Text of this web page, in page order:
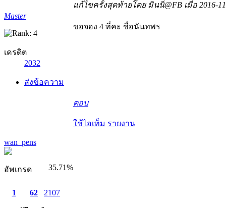
Master
เครดิต
2032
ส่งข้อความ
แก้ไขครั้งสุดท้ายโดย มินนิ่@FB เมื่อ 2016-
ขอจอง 4 ที่คะ ชื่อนันทพร
ตอบ
ใช้ไอเท็ม รายงาน
wan_pens
อัพเกรด 35.71%
1 62 2107